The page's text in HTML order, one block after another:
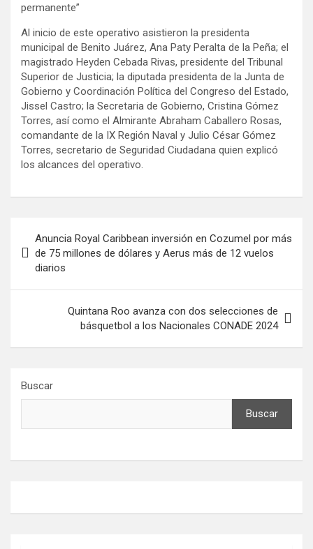
permanente”
Al inicio de este operativo asistieron la presidenta
municipal de Benito Juárez, Ana Paty Peralta de la Peña; el
magistrado Heyden Cebada Rivas, presidente del Tribunal
Superior de Justicia; la diputada presidenta de la Junta de
Gobierno y Coordinación Política del Congreso del Estado,
Jissel Castro; la Secretaria de Gobierno, Cristina Gómez
Torres, así como el Almirante Abraham Caballero Rosas,
comandante de la IX Región Naval y Julio César Gómez
Torres, secretario de Seguridad Ciudadana quien explicó
los alcances del operativo.
de
entradas
Anuncia Royal Caribbean inversión en Cozumel por más
de 75 millones de dólares y Aerus más de 12 vuelos
diarios
Quintana Roo avanza con dos selecciones de
básquetbol a los Nacionales CONADE 2024
Buscar
Buscar